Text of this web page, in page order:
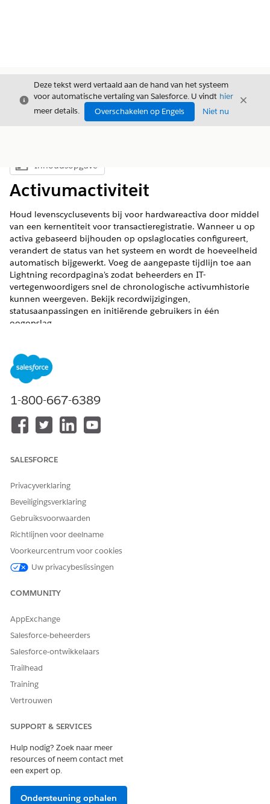
Sluiten
Deze tekst werd vertaald aan de hand van het systeem
voor automatische vertaling van Salesforce. U vindt hier
meer details.
Overschakelen op Engels Niet nu
Sluiten
Inhoudsopgave weergeven
Inhoudsopgave
Activumactiviteit
Houd levenscyclusevents bij voor hardwareactiva door middel
van een kernentiteit voor transactieregistratie. Wanneer u op
activa gebaseerd bijhouden op opslaglocaties configureert,
verandert de status van het systeem en wordt de hoeveelheid
automatisch bijgewerkt. Voeg de aangepaste tijdlijn toe aan
Lightning recordpagina's zodat beheerders en IT-
vertegenwoordigers snel de chronologische activumhistorie
kunnen weergeven. Bekijk recordwijzigingen,
statusaanpassingen en initiërende gebruikers in één
oogopslag.
Beschikbaar in: Lightning Experience
Edition met Agentforce IT Service.
Hardware-activumactiviteiten bijhouden
te bewaken. Het bijhouden van een gedetailleerd
nalevingscontroles. Het behoudt ook een onveranderbare
keten van bewaring en lost gegevensconflicten tussen
systemen op.
HEEFT DIT ARTIKEL UW PROBLEEM OPGELOST?
Laat ons weten wat we kunnen doen om te verbeteren!
1-800-667-6389
SALESFORCE
Privacyverklaring
Beveiligingsverklaring
Gebruiksvoorwaarden
Richtlijnen voor deelname
Voorkeurcentrum voor cookies
Uw privacybeslissingen
COMMUNITY
AppExchange
Salesforce-beheerders
Salesforce-ontwikkelaars
Trailhead
Training
Vertrouwen
SUPPORT & SERVICES
Hulp nodig? Zoek naar meer
resources of neem contact met
een expert op.
Ondersteuning ophalen